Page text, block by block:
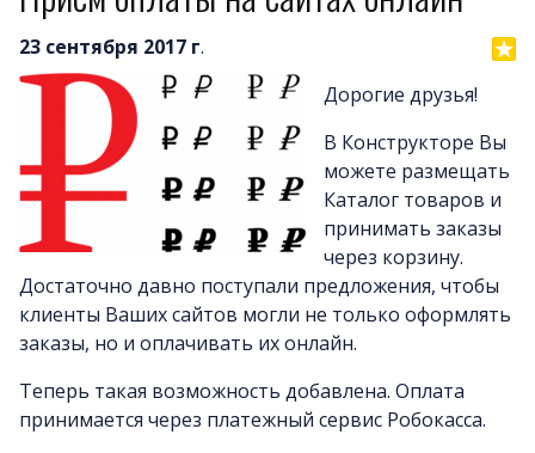
23 сентября 2017 г.
Дорогие друзья!
В Конструкторе Вы
можете размещать
Каталог товаров и
принимать заказы
через корзину.
Достаточно давно поступали предложения, чтобы
клиенты Ваших сайтов могли не только оформлять
заказы, но и оплачивать их онлайн.
Теперь такая возможность добавлена. Оплата
принимается через платежный сервис Робокасса.